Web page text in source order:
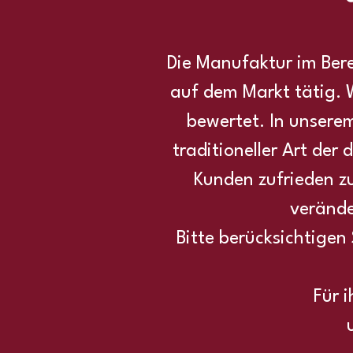
Die Manufaktur im
auf dem Markt tätig.
bewertet. In
traditioneller Art der
Kunden zufrieden
Bitte berücksichtigen
Für